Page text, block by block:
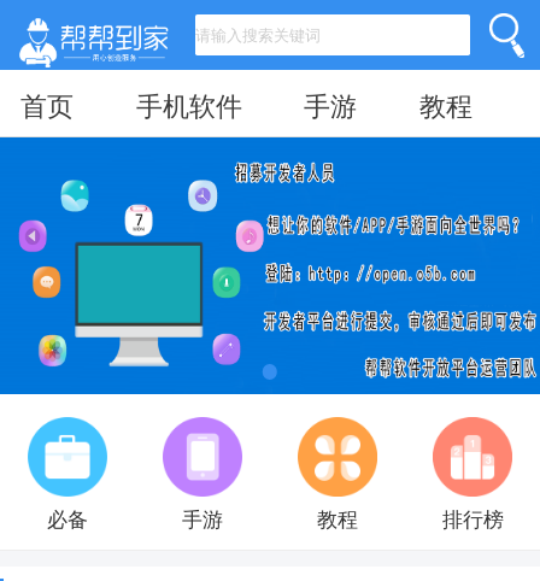
首页 手机软件 手游 教程
必备 手游 教程 排行榜